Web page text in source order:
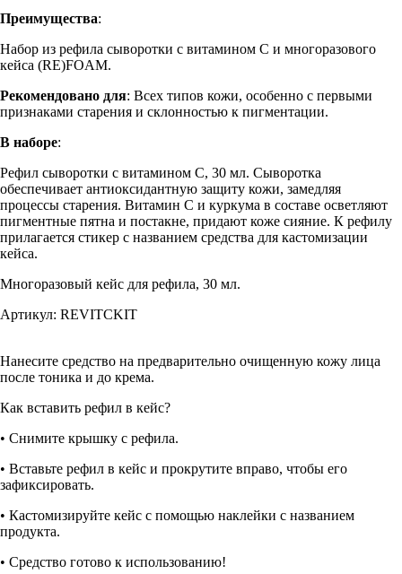
Преимущества:
Набор из рефила сыворотки с витамином C и многоразового
кейса (RE)FOAM.
Рекомендовано для: Всех типов кожи, особенно с первыми
признаками старения и склонностью к пигментации.
В наборе:
Рефил сыворотки с витамином C, 30 мл. Сыворотка
обеспечивает антиоксидантную защиту кожи, замедляя
процессы старения. Витамин С и куркума в составе осветляют
пигментные пятна и постакне, придают коже сияние. К рефилу
прилагается стикер с названием средства для кастомизации
кейса.
Многоразовый кейс для рефила, 30 мл.
Артикул: REVITCKIT
Нанесите средство на предварительно очищенную кожу лица
после тоника и до крема.
Как вставить рефил в кейс?
• Снимите крышку с рефила.
• Вставьте рефил в кейс и прокрутите вправо, чтобы его
зафиксировать.
• Кастомизируйте кейс с помощью наклейки с названием
продукта.
• Средство готово к использованию!